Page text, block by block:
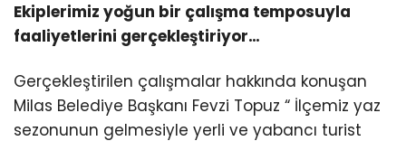
Ekiplerimiz yoğun bir çalışma temposuyla
faaliyetlerini gerçekleştiriyor…
Gerçekleştirilen çalışmalar hakkında konuşan
Milas Belediye Başkanı Fevzi Topuz “ İlçemiz yaz
sezonunun gelmesiyle yerli ve yabancı turist